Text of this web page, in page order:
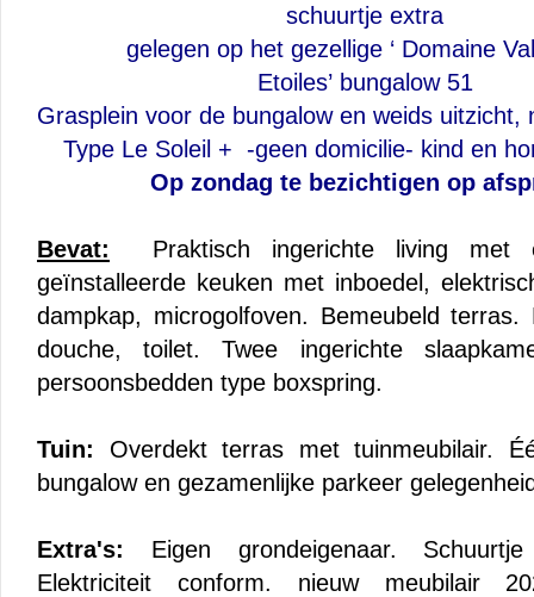
schuurtje extra
gelegen op het gezellige ‘ Domaine
Etoiles’ bungalow 51
Grasplein voor de bungalow en weids uitzicht,
Type Le Soleil + -geen domicilie- kind en
Op zondag te bezichtigen op
Bevat: Praktisch ingerichte living met
geïnstalleerde keuken met inboedel,
dampkap, microgolfoven. Bemeubeld terras.
douche, toilet. Twee ingerichte
persoonsbedden type boxspring.
Tuin: Overdekt terras met tuinmeubilair.
bungalow en gezamenlijke parkeer
Extra's: Eigen grondeigenaar. Schuurtje
Elektriciteit conform. nieuw meubilair